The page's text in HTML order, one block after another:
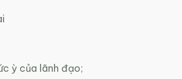
ỳ của lãnh đạo;